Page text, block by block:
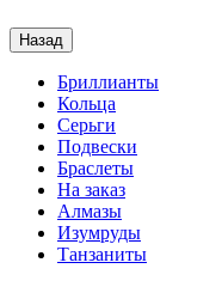
Назад
Бриллианты
Кольца
Серьги
Подвески
Браслеты
На заказ
Алмазы
Изумруды
Танзаниты